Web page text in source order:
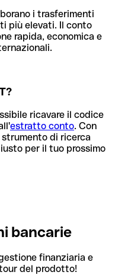
i trasferimenti
più elevati. Il conto
rapida, economica e
ricavare il codice
estratto conto. Con
di ricerca
per il tuo prossimo
bancarie
finanziaria e
del prodotto!